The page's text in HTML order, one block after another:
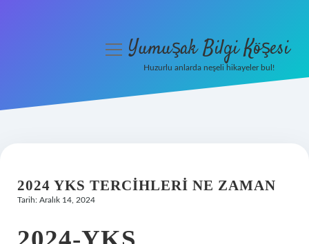
Hakkımızda
menüyüYumuşak Bilgi Köşesi
Huzurlu anlarda neşeli hikayeler bul!
2024 YKS TERCIHLERI NE ZAMAN
Tarih: Aralık 14, 2024